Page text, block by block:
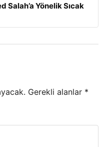
Yönelik Sıcak
Gerekli alanlar *